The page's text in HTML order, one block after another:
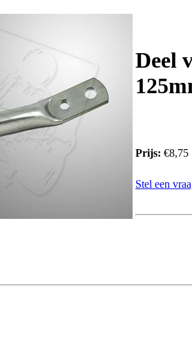
Deel
Prijs: €8,75
Stel een